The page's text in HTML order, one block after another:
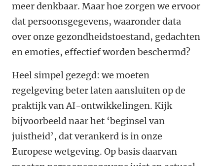
meer denkbaar. Maar hoe zorgen we ervoor
dat persoonsgegevens, waaronder data
over onze gezondheidstoestand, gedachten
en emoties, effectief worden beschermd?
Heel simpel gezegd: we moeten
regelgeving beter laten aansluiten op de
praktijk van AI-ontwikkelingen. Kijk
bijvoorbeeld naar het ‘beginsel van
juistheid’, dat verankerd is in onze
Europese wetgeving. Op basis daarvan